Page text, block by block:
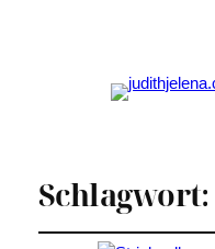
Schlagwort: